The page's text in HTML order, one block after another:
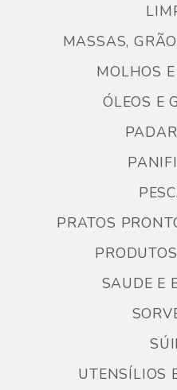
MASSAS,
MOLHOS
ÓLEOS E
PRATOS
SAUDE E
UTENSÍLIOS